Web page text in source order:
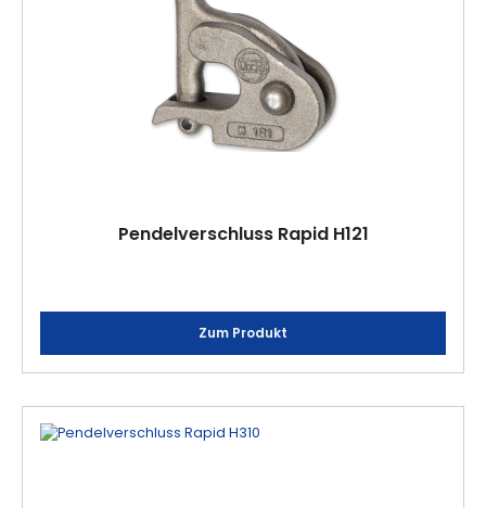
Pendelverschluss Rapid H121
Zum Produkt